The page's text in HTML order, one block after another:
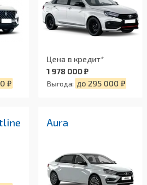
₽
Цена в кредит*
1 978 000 ₽
Выгода: до 295 000 ₽
Aura